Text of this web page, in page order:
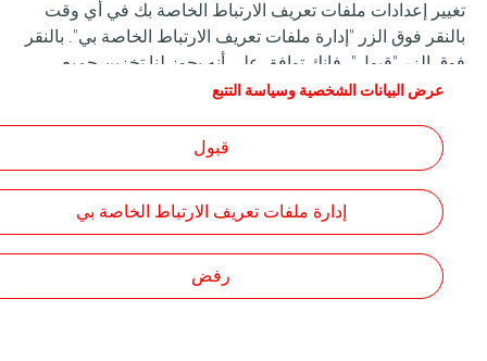
الوظائف
المساعدة والدعم
الشروط والأحكام العامة للاستخدام (GTCU)
ميثاق البيانات الشخصية وملفات تعريف الارتباطإمكانية الوصول
Cookies
TotalEnergies 2026
تغيير إعدادات ملفات تعريف الارتباط الخاصة بك في أي وقت
بالنقر فوق الزر "إدارة ملفات تعريف الارتباط الخاصة بي". بالنقر
فوق الزر "قبول"، فإنك توافق على أنه يجوز لنا تخزين جميع
ملفات تعريف الارتباط على جهازك. إذا نقرت على "رفض" ، فلن
يعمل الموقع بشكل صحيح. لمزيد من المعلومات، راجع صفحة
"البيانات الشخصية وسياسة التتبع".
عرض البيانات الشخصية وسياسة التتبع
قبول
إدارة ملفات تعريف الارتباط الخاصة بي
رفض